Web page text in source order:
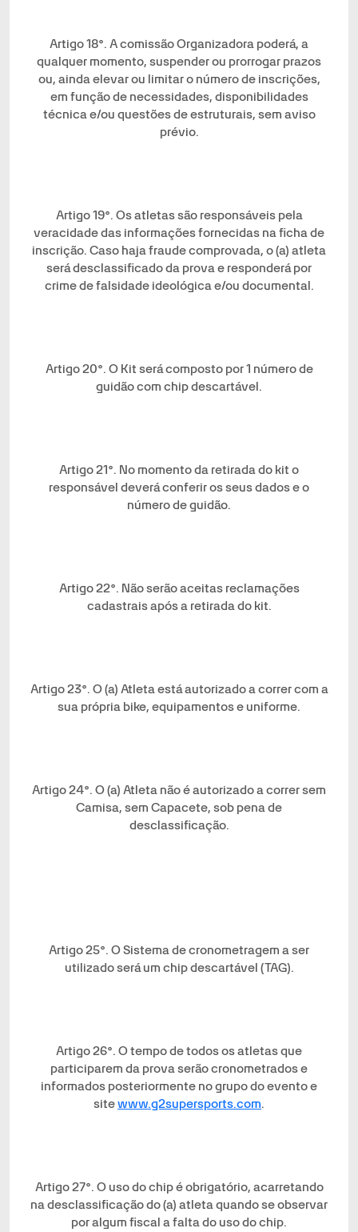
Artigo 18°. A comissão Organizadora poderá, a
qualquer momento, suspender ou prorrogar prazos
ou, ainda elevar ou limitar o número de inscrições,
em função de necessidades, disponibilidades
técnica e/ou questões de estruturais, sem aviso
prévio.
Artigo 19°. Os atletas são responsáveis pela
veracidade das informações fornecidas na ficha de
inscrição. Caso haja fraude comprovada, o (a) atleta
será desclassificado da prova e responderá por
crime de falsidade ideológica e/ou documental.
Artigo 20°. O Kit será composto por 1 número de
guidão com chip descartável.
Artigo 21°. No momento da retirada do kit o
responsável deverá conferir os seus dados e o
número de guidão.
Artigo 22°. Não serão aceitas reclamações
cadastrais após a retirada do kit.
Artigo 23°. O (a) Atleta está autorizado a correr com a
sua própria bike, equipamentos e uniforme.
Artigo 24°. O (a) Atleta não é autorizado a correr sem
Camisa, sem Capacete, sob pena de
desclassificação.
Artigo 25°. O Sistema de cronometragem a ser
utilizado será um chip descartável (TAG).
Artigo 26°. O tempo de todos os atletas que
participarem da prova serão cronometrados e
informados posteriormente no grupo do evento e
sitewww.g2supersports.com.
Artigo 27°. O uso do chip é obrigatório, acarretando
na desclassificação do (a) atleta quando se observar
por algum fiscal a falta do uso do chip.